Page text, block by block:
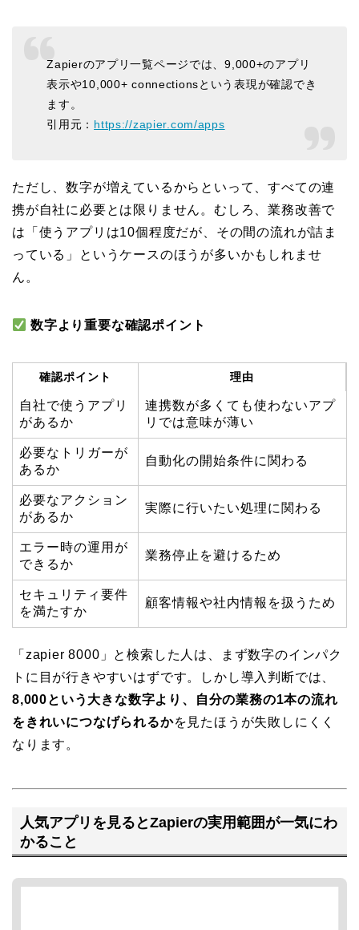
Zapierのアプリ一覧ページでは、9,000+のアプリ
表示や10,000+ connectionsという表現が確認でき
ます。
引用元： https://zapier.com/apps
ただし、数字が増えているからといって、すべての連
携が自社に必要とは限りません。むしろ、業務改善で
は「使うアプリは10個程度だが、その間の流れが詰ま
っている」というケースのほうが多いかもしれませ
ん。
数字より重要な確認ポイント
確認ポイント 理由
自社で使うアプリ
があるか
連携数が多くても使わないアプ
リでは意味が薄い
必要なトリガーが
あるか
自動化の開始条件に関わる
必要なアクション
があるか
実際に行いたい処理に関わる
エラー時の運用が
できるか
業務停止を避けるため
セキュリティ要件
を満たすか
顧客情報や社内情報を扱うため
「zapier 8000」と検索した人は、まず数字のインパク
トに目が行きやすいはずです。しかし導入判断では、
8,000という大きな数字より、自分の業務の1本の流れ
をきれいにつなげられるかを見たほうが失敗しにくく
なります。
人気アプリを見るとZapierの実用範囲が一気にわ
かること